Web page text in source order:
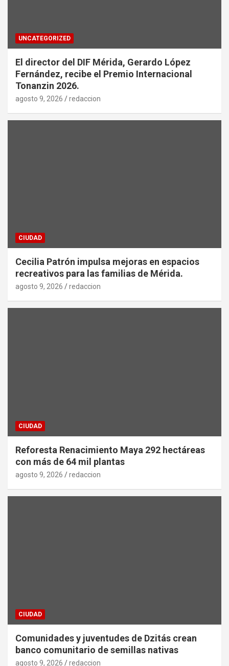
UNCATEGORIZED
El director del DIF Mérida, Gerardo López
Fernández, recibe el Premio Internacional
Tonanzin 2026.
agosto 9, 2026 redaccion
CIUDAD
Cecilia Patrón impulsa mejoras en espacios
recreativos para las familias de Mérida.
agosto 9, 2026 redaccion
CIUDAD
Reforesta Renacimiento Maya 292 hectáreas
con más de 64 mil plantas
agosto 9, 2026 redaccion
CIUDAD
Comunidades y juventudes de Dzitás crean
banco comunitario de semillas nativas
agosto 9, 2026 redaccion